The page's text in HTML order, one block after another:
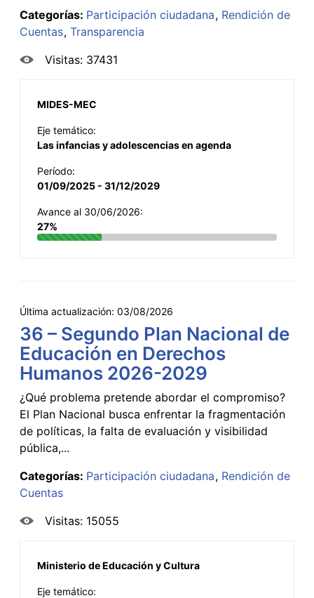
Categorías: Participación ciudadana Rendición de
Cuentas Transparencia
Visitas: 37431
MIDES-MEC
Eje temático:
Las infancias y adolescencias en agenda
Período:
01/09/2025 - 31/12/2029
Avance al 30/06/2026:
27%
Última actualización: 03/08/2026
36 – Segundo Plan Nacional de
Educación en Derechos
Humanos 2026-2029
¿Qué problema pretende abordar el compromiso?
El Plan Nacional busca enfrentar la fragmentación
de políticas, la falta de evaluación y visibilidad
pública,...
Categorías: Participación ciudadana Rendición de
Cuentas
Visitas: 15055
Ministerio de Educación y Cultura
Eje temático: